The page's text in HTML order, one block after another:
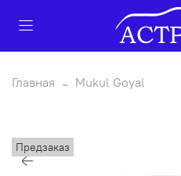
Главная Mukul Goyal
Предзаказ